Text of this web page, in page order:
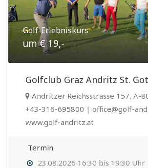
Golf-Erlebniskurs
um € 19,-
Golfclub Graz Andritz St.
Andritzer Reichsstrasse 157, A-
+43-316-695800 | office@golf-
www.golf-andritz.at
Termin
23.08.2026 16:30 bis 19:30 Uhr